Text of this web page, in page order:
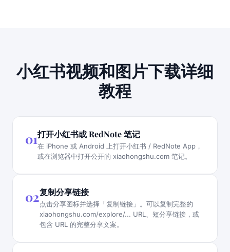
小红书视频和图片下载详细
教程
01打开小红书或 RedNote 笔记
在 iPhone 或 Android 上打开小红书 / RedNote App，
或在浏览器中打开公开的 xiaohongshu.com 笔记。
02复制分享链接
点击分享图标并选择「复制链接」。可以复制完整的
xiaohongshu.com/explore/... URL、短分享链接，或
包含 URL 的完整分享文案。